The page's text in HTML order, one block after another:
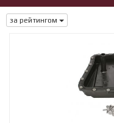
за рейтингом